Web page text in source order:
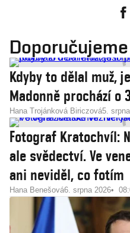
Doporučujeme
Kdyby to dělal muž,
Madonně prochází
Hana Trojánková Biriczová5.
Fotograf Kratochvíl:
ale svědectví. Ve
ani neviděl, co fotím
Hana Benešová6. srpna 2026